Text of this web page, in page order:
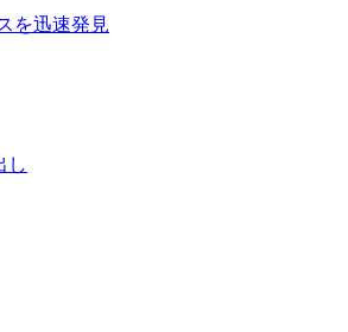
を迅速発見
し